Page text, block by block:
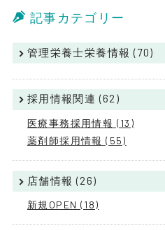
記事カテゴリー
管理栄養士栄養情報 (70)
採用情報関連 (62)
医療事務採用情報 (13)
薬剤師採用情報 (55)
店舗情報 (26)
新規OPEN (18)